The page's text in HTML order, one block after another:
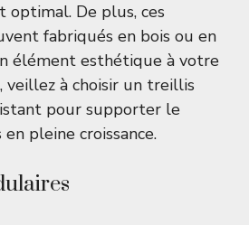
optimal. De plus, ces
fabriqués en bois ou en
élément esthétique à votre
veillez à choisir un treillis
pour supporter le
pleine croissance.